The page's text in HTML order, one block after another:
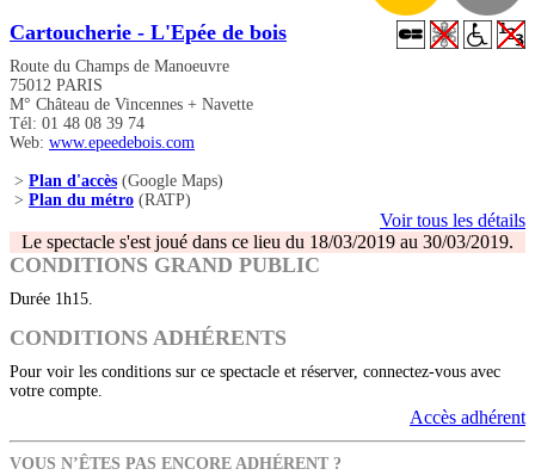
Cartoucherie - L'Epée de bois
Route du Champs de Manoeuvre
75012 PARIS
M° Château de Vincennes + Navette
Tél: 01 48 08 39 74
Web: www.epeedebois.com
> Plan d'accès (Google Maps)
> Plan du métro (RATP)
Voir tous les détails
Le spectacle s'est joué dans ce lieu du 18/03/2019 au 30/03/2019.
CONDITIONS GRAND PUBLIC
Durée 1h15.
CONDITIONS ADHÉRENTS
Pour voir les conditions sur ce spectacle et réserver, connectez-vous avec
votre compte.
Accès adhérent
VOUS N’ÊTES PAS ENCORE ADHÉRENT ?